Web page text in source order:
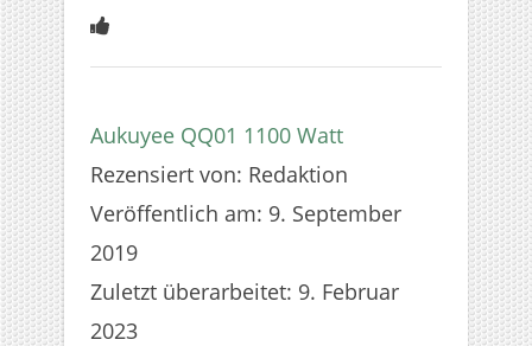
4.5
Sterne
Aukuyee QQ01 1100 Watt
Rezensiert von: Redaktion
Veröffentlich am: 9. September
2019
Zuletzt überarbeitet: 9. Februar
2023